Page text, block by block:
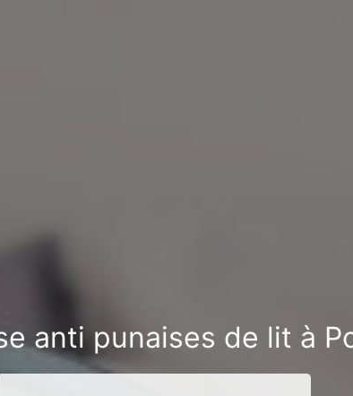
anti punaises de lit à